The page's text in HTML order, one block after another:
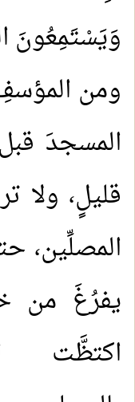
وَيَسْتَمِعُونَ
ومن
المسجدَ
قليلٍ، ولا
المصلِّين،
يفرُغَ من
اكتظَّت